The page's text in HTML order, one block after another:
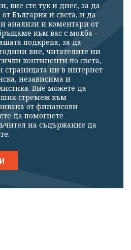
вие сте тук и днес, за да
България и света, и да
анализи и коментари от
към вас с молба –
подкрепа, за да
вие, читателите ни
континенти по света,
страницата ни в интернет
независима и
Вие можете да
стремеж към
от финансови
да помогнете
на съдържание да